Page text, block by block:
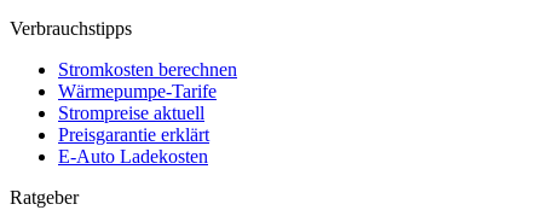
Verbrauchstipps
Stromkosten berechnen
Wärmepumpe-Tarife
Strompreise aktuell
Preisgarantie erklärt
E-Auto Ladekosten
Ratgeber